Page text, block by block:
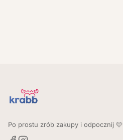
Po prostu zrób zakupy i odpocznij 🩷